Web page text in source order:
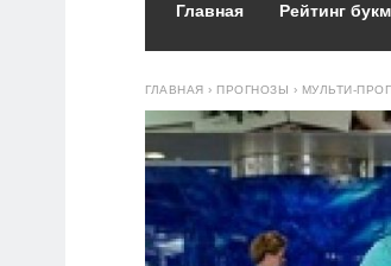
Главная Рейтинг
ГЛАВНАЯ › ПРОГНОЗЫ › МУЛЬТИ-